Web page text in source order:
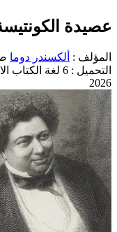
: ألكسندر دوما
: 6
لغة الكتاب